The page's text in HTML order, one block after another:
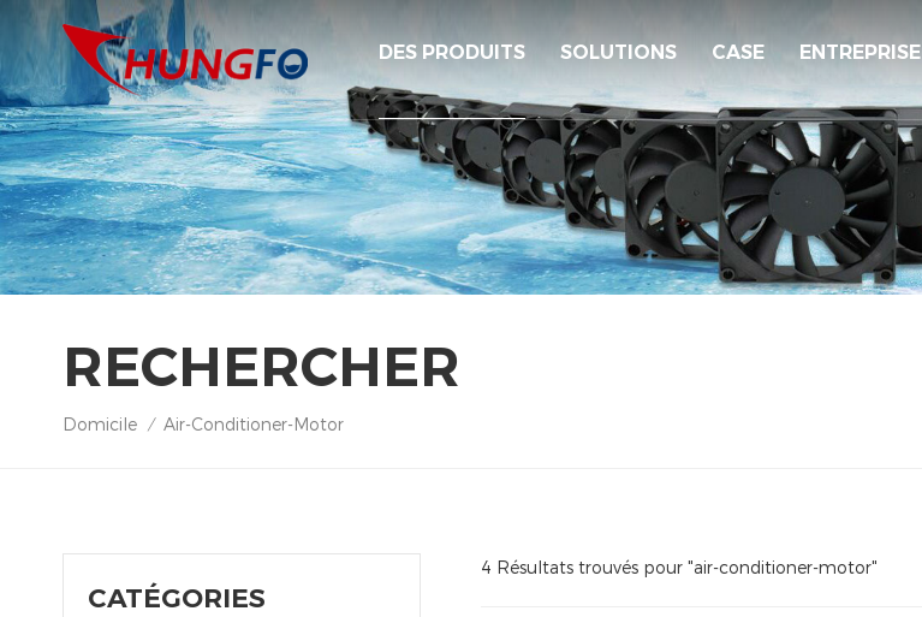
DES PRODUITS SOLUTIONS CASE ENTREPRISE
RECHERCHER
Domicile / Air-Conditioner-Motor
CATÉGORIES
4 Résultats trouvés pour "air-conditioner-motor"